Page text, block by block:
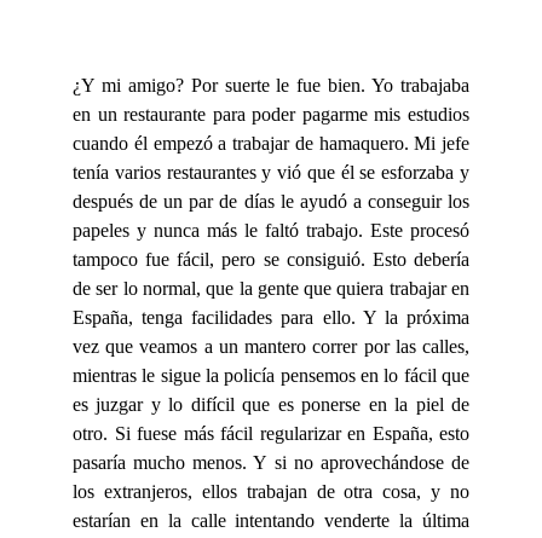
¿Y mi amigo? Por suerte le fue bien. Yo trabajaba
en un restaurante para poder pagarme mis estudios
cuando él empezó a trabajar de hamaquero. Mi jefe
tenía varios restaurantes y vió que él se esforzaba y
después de un par de días le ayudó a conseguir los
papeles y nunca más le faltó trabajo. Este procesó
tampoco fue fácil, pero se consiguió. Esto debería
de ser lo normal, que la gente que quiera trabajar en
España, tenga facilidades para ello. Y la próxima
vez que veamos a un mantero correr por las calles,
mientras le sigue la policía pensemos en lo fácil que
es juzgar y lo difícil que es ponerse en la piel de
otro. Si fuese más fácil regularizar en España, esto
pasaría mucho menos. Y si no aprovechándose de
los extranjeros, ellos trabajan de otra cosa, y no
estarían en la calle intentando venderte la última